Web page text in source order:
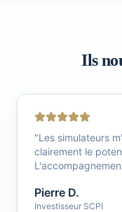
Ils
"Les simulateurs
clairement le
Pierre D.
Investisseur SCPI